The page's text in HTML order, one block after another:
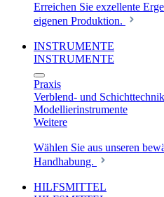
Erreichen Sie exzellente
eigenen Produktion.
INSTRUMENTE
INSTRUMENTE
Praxis
Verblend- und Schichttechnik
Modellierinstrumente
Weitere
Wählen Sie aus unseren
Handhabung.
HILFSMITTEL